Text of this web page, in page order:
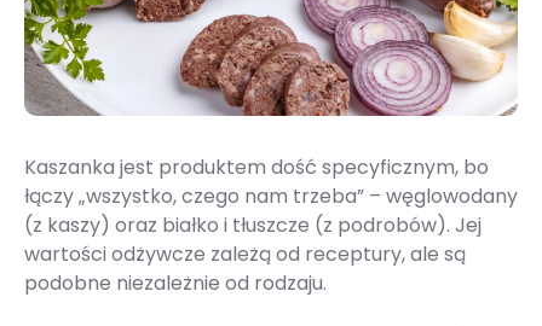
Kaszanka jest produktem dość specyficznym, bo
łączy „wszystko, czego nam trzeba” – węglowodany
(z kaszy) oraz białko i tłuszcze (z podrobów). Jej
wartości odżywcze zależą od receptury, ale są
podobne niezależnie od rodzaju.